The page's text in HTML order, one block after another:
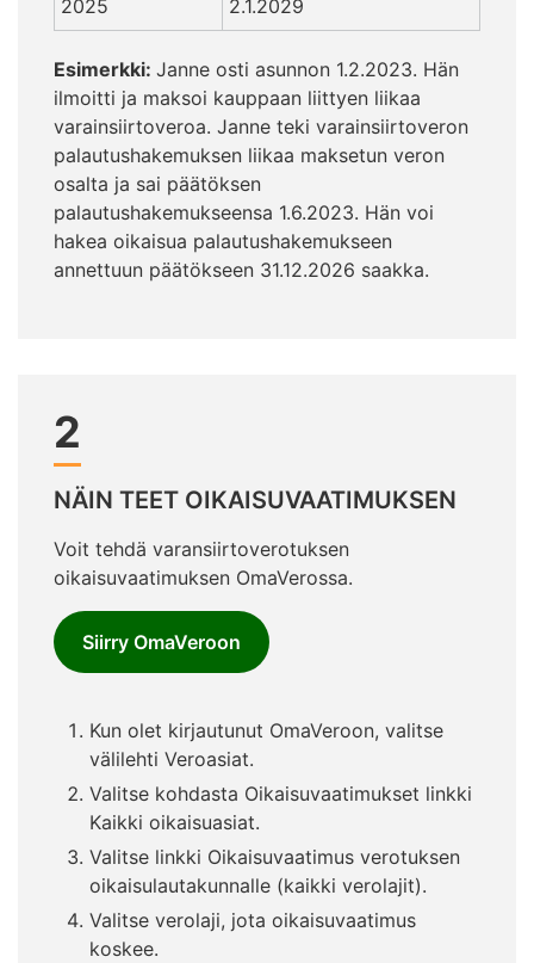
2025 2.1.2029
Esimerkki: Janne osti asunnon 1.2.2023. Hän
ilmoitti ja maksoi kauppaan liittyen liikaa
varainsiirtoveroa. Janne teki varainsiirtoveron
palautushakemuksen liikaa maksetun veron
osalta ja sai päätöksen
palautushakemukseensa 1.6.2023. Hän voi
hakea oikaisua palautushakemukseen
annettuun päätökseen 31.12.2026 saakka.
2
NÄIN TEET OIKAISUVAATIMUKSEN
Voit tehdä varansiirtoverotuksen
oikaisuvaatimuksen OmaVerossa.
Siirry OmaVeroon
Kun olet kirjautunut OmaVeroon, valitse
välilehti Veroasiat.
Valitse kohdasta Oikaisuvaatimukset linkki
Kaikki oikaisuasiat.
Valitse linkki Oikaisuvaatimus verotuksen
oikaisulautakunnalle (kaikki verolajit).
Valitse verolaji, jota oikaisuvaatimus
koskee.